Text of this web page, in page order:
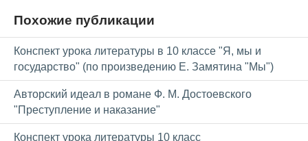
Похожие публикации
Конспект урока литературы в 10 классе "Я, мы и
государство" (по произведению Е. Замятина "Мы")
Авторский идеал в романе Ф. М. Достоевского
"Преступление и наказание"
Конспект урока литературы 10 класс